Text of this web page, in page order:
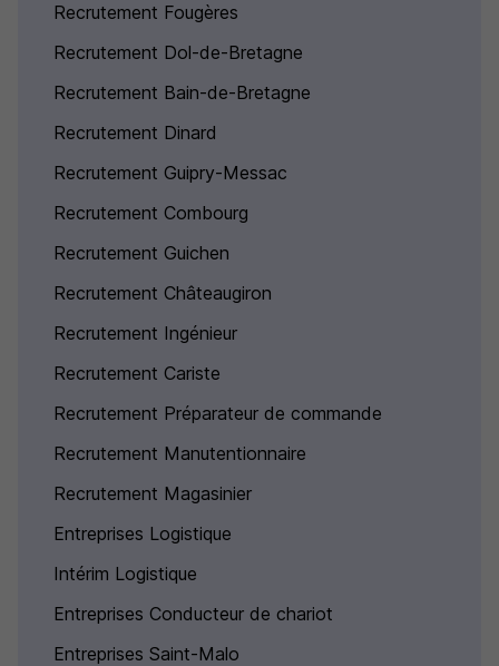
Recrutement Fougères
Recrutement Dol-de-Bretagne
Recrutement Bain-de-Bretagne
Recrutement Dinard
Recrutement Guipry-Messac
Recrutement Combourg
Recrutement Guichen
Recrutement Châteaugiron
Recrutement Ingénieur
Recrutement Cariste
Recrutement Préparateur de commande
Recrutement Manutentionnaire
Recrutement Magasinier
Entreprises Logistique
Intérim Logistique
Entreprises Conducteur de chariot
Entreprises Saint-Malo